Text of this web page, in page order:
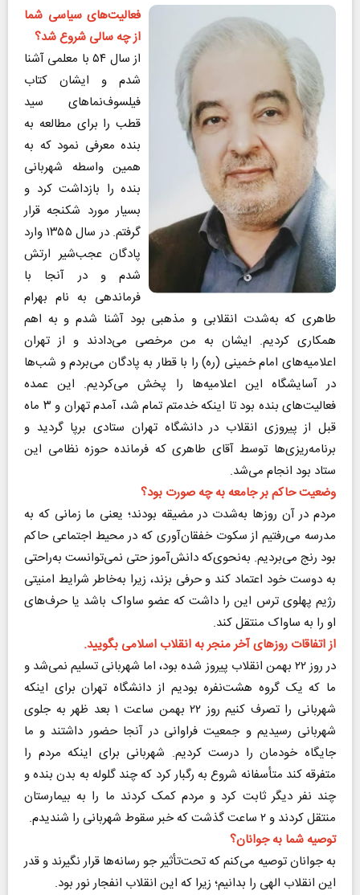
فعالیت‌های سیاسی شما
از چه سالی شروع شد؟
از سال ۵۴ با معلمی آشنا
شدم و ایشان کتاب
فیلسوف‌نما‌های سید
قطب را برای مطالعه به
بنده معرفی نمود که به
همین واسطه شهربانی
بنده را بازداشت کرد و
بسیار مورد شکنجه قرار
گرفتم. در سال ۱۳۵۵ وارد
پادگان عجب‌شیر ارتش
شدم و در آنجا با
فرماندهی به نام بهرام
طاهری که به‌شدت انقلابی و مذهبی بود آشنا شدم و به اهم
همکاری کردیم. ایشان به من مرخصی می‌دادند و از تهران
اعلامیه‌های امام خمینی (ره) را با قطار به پادگان می‌بردم و شب‌ها
در آسایشگاه این اعلامیه‌ها را پخش می‌کردیم. این عمده
فعالیت‌های بنده بود تا اینکه خدمتم تمام شد، آمدم تهران و ۳ ماه
قبل از پیروزی انقلاب در دانشگاه تهران ستادی برپا گردید و
برنامه‌ریزی‌ها توسط آقای طاهری که فرمانده حوزه نظامی این
ستاد بود انجام می‌شد.
وضعیت حاکم بر جامعه به چه صورت بود؟
مردم در آن روز‌ها به‌شدت در مضیقه بودند؛ یعنی ما زمانی که به
مدرسه می‌رفتیم از سکوت خفقان‌آوری که در محیط اجتماعی حاکم
بود رنج می‌بردیم. به‌نحوی‌که دانش‌آموز حتی نمی‌توانست به‌راحتی
به دوست خود اعتماد کند و حرفی بزند، زیرا به‌خاطر شرایط امنیتی
رژیم پهلوی ترس این را داشت که عضو ساواک باشد یا حرف‌های
او را به ساواک منتقل کند.
از اتفاقات روز‌های آخر منجر به انقلاب اسلامی بگویید.
در روز ۲۲ بهمن انقلاب پیروز شده بود، اما شهربانی تسلیم نمی‌شد و
ما که یک گروه هشت‌نفره بودیم از دانشگاه تهران برای اینکه
شهربانی را تصرف کنیم روز ۲۲ بهمن ساعت ۱ بعد ظهر به جلوی
شهربانی رسیدیم و جمعیت فراوانی در آنجا حضور داشتند و ما
جایگاه خودمان را درست کردیم. شهربانی برای اینکه مردم را
متفرقه کند متأسفانه شروع به رگبار کرد که چند گلوله به بدن بنده و
چند نفر دیگر ثابت کرد و مردم کمک کردند ما را به بیمارستان
منتقل کردند و ۲ ساعت گذشت که خبر سقوط شهربانی را شندیدم.
توصیه شما به جوانان؟
به جوانان توصیه می‌کنم که تحت‌تأثیر جو رسانه‌ها قرار نگیرند و قدر
این انقلاب الهی را بدانیم؛ زیرا که این انقلاب انفجار نور بود.